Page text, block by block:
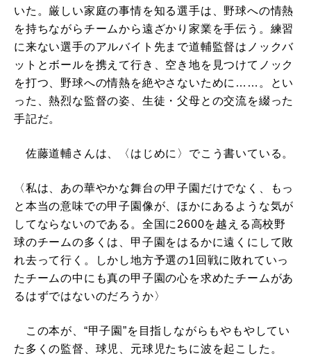
いた。厳しい家庭の事情を知る選手は、野球への情熱
を持ちながらチームから遠ざかり家業を手伝う。練習
に来ない選手のアルバイト先まで道輔監督はノックバ
ットとボールを携えて行き、空き地を見つけてノック
を打つ、野球への情熱を絶やさないために……。とい
った、熱烈な監督の姿、生徒・父母との交流を綴った
手記だ。
佐藤道輔さんは、〈はじめに〉でこう書いている。
〈私は、あの華やかな舞台の甲子園だけでなく、もっ
と本当の意味での甲子園像が、ほかにあるような気が
してならないのである。全国に2600を越える高校野
球のチームの多くは、甲子園をはるかに遠くにして敗
れ去って行く。しかし地方予選の1回戦に敗れていっ
たチームの中にも真の甲子園の心を求めたチームがあ
るはずではないのだろうか〉
この本が、“甲子園”を目指しながらもやもやしてい
た多くの監督、球児、元球児たちに波を起こした。